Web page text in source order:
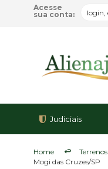
Acesse
sua conta:
Judiciais
Home Terrenos
Mogi das Cruzes/SP